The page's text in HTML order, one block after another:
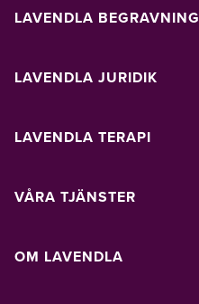
LAVENDLA BEGRAVNING
LAVENDLA JURIDIK
LAVENDLA TERAPI
VÅRA TJÄNSTER
OM LAVENDLA